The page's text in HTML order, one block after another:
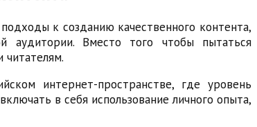
к созданию качественного контента,
аудитории. Вместо того чтобы пытаться
интернет-пространстве, где уровень
в себя использование личного опыта,